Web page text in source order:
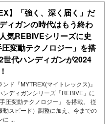
】「強く、深く届く」だ
ィガンの時代はもう終わ
気REBIVEシリーズに史
変動テクノロジー」を搭
世代ハンディガンが2024
ド『MYTREX(マイトレックス)』
ンディガンシリーズ「REBIVE」に
圧変動テクノロジー」 を搭載。 従
動スピード）調整に加え、今までの
に ...